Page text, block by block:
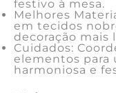
festivo à mesa.
Melhores
em tecidos
decoração mais
Cuidados:
elementos para
harmoniosa e